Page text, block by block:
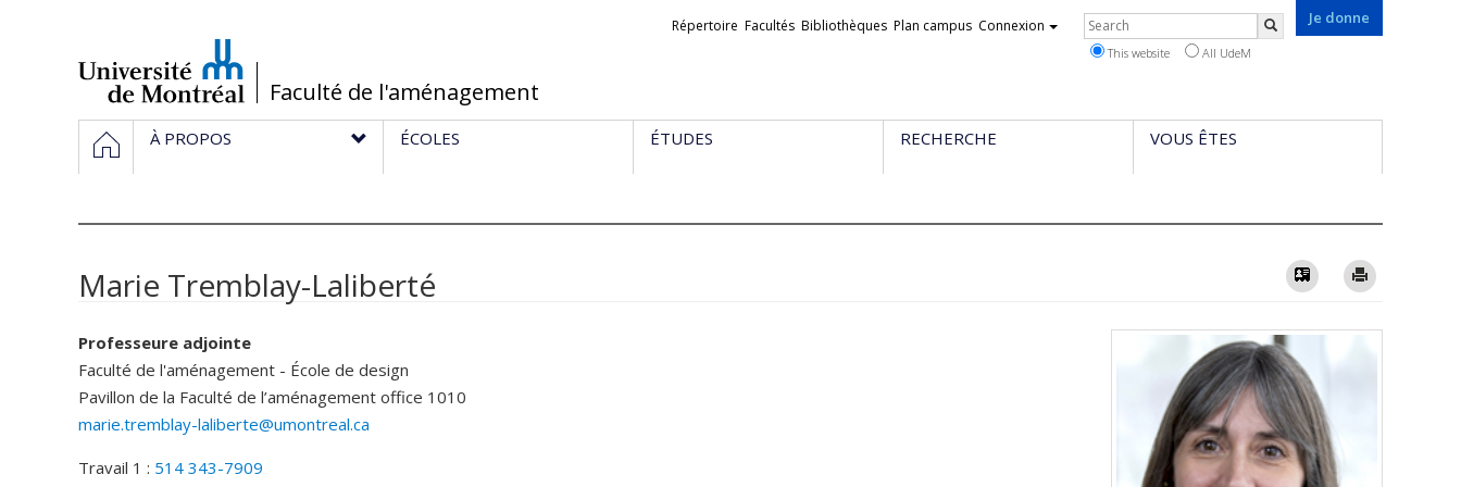
/Faculté de l'aménagement
Je donne
Liens
Répertoire Facultés Bibliothèques Plan campus Connexion Rechercher
This website All UdeM
Navigation
principale
HOMEÀ PROPOS ÉCOLES ÉTUDES RECHERCHE VOUS ÊTES
Marie Tremblay-Laliberté Vcard
Professeure adjointe
Faculté de l'aménagement - École de design
Pavillon de la Faculté de l’aménagement office 1010
marie.tremblay-laliberte@umontreal.ca
Travail 1 : 514 343-7909